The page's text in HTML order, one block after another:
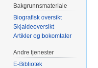
Bakgrunnsmateriale
Biografisk oversikt
Skjaldeoversikt
Artikler og bokomtaler
Andre tjenester
E-Bibliotek